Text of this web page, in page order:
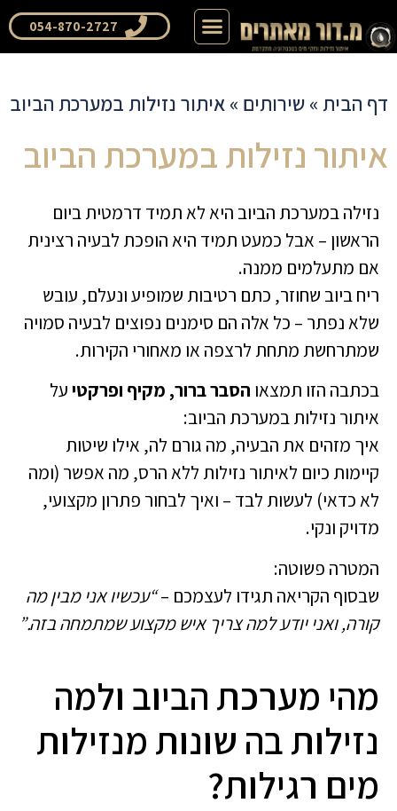
054-870-2727
דף הבית » שירותים » איתור נזילות במערכת הביוב
איתור נזילות במערכת הביוב
נזילה במערכת הביוב היא לא תמיד דרמטית ביום
הראשון – אבל כמעט תמיד היא הופכת לבעיה רצינית
אם מתעלמים ממנה.
ריח ביוב שחוזר, כתם רטיבות שמופיע ונעלם, עובש
שלא נפתר – כל אלה הם סימנים נפוצים לבעיה סמויה
שמתרחשת מתחת לרצפה או מאחורי הקירות.
בכתבה הזו תמצאו הסבר ברור, מקיף ופרקטיעל
איתור נזילות במערכת הביוב:
איך מזהים את הבעיה, מה גורם לה, אילו שיטות
קיימות כיום לאיתור נזילות ללא הרס, מה אפשר (ומה
לא כדאי) לעשות לבד – ואיך לבחור פתרון מקצועי,
מדויק ונקי.
המטרה פשוטה:
שבסוף הקריאה תגידו לעצמכם –“עכשיו אני מבין מה
קורה, ואני יודע למה צריך איש מקצוע שמתמחה בזה.”
מהי מערכת הביוב ולמה
נזילות בה שונות מנזילות
מים רגילות?